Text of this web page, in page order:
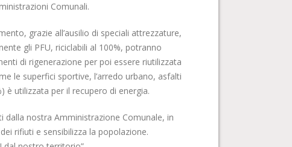
Comunali.
grazie all’ausilio di speciali attrezzature,
gli PFU, riciclabili al 100%, potranno
di rigenerazione per poi essere riutilizzata
le superfici sportive, l’arredo urbano, asfalti
è utilizzata per il recupero di energia.
dalla nostra Amministrazione Comunale, in
rifiuti e sensibilizza la popolazione.